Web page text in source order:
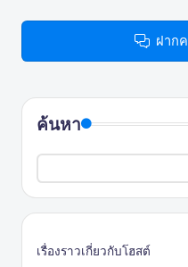
ฝาก
ค้นหา
เรื่องราวเกี่ยวกับโฮสต์